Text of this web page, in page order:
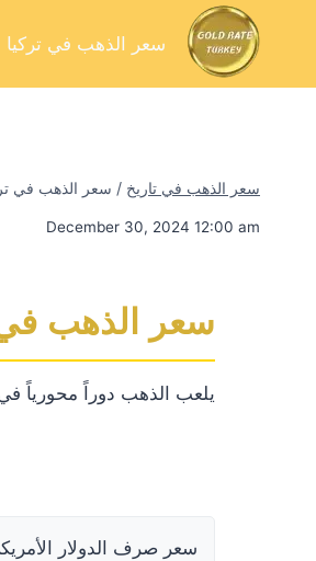
سعر الذهب في تركيا
سعر الذهب في تاريخ / سعر الذهب في تركيا اليوم
December 30, 2024 12:00 am
سعر الذهب في تركيا
يلعب الذهب دوراً محورياً
سعر صرف الدولار الأمريكي: 35.22 ليرة